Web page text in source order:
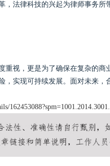
，法律科技的兴起为律师事务
重视，更是为了确保在复杂的
，实现可持续发展。面对未来